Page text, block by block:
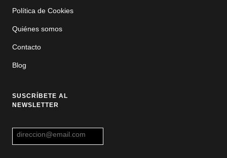
Política de Cookies
Quiénes somos
Contacto
Blog
SUSCRÍBETE AL
NEWSLETTER